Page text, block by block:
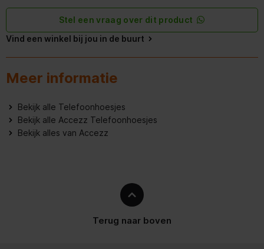
Stel een vraag over dit product
Vind een winkel bij jou in de buurt
Meer informatie
Bekijk alle Telefoonhoesjes
Bekijk alle Accezz Telefoonhoesjes
Bekijk alles van Accezz
Terug naar boven